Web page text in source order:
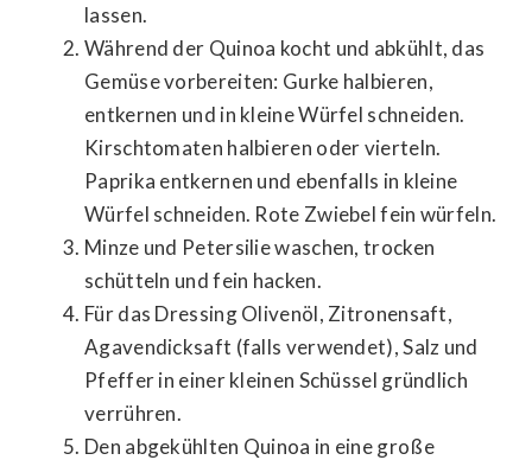
lassen.
Während der Quinoa kocht und abkühlt, das
Gemüse vorbereiten: Gurke halbieren,
entkernen und in kleine Würfel schneiden.
Kirschtomaten halbieren oder vierteln.
Paprika entkernen und ebenfalls in kleine
Würfel schneiden. Rote Zwiebel fein würfeln.
Minze und Petersilie waschen, trocken
schütteln und fein hacken.
Für das Dressing Olivenöl, Zitronensaft,
Agavendicksaft (falls verwendet), Salz und
Pfeffer in einer kleinen Schüssel gründlich
verrühren.
Den abgekühlten Quinoa in eine große